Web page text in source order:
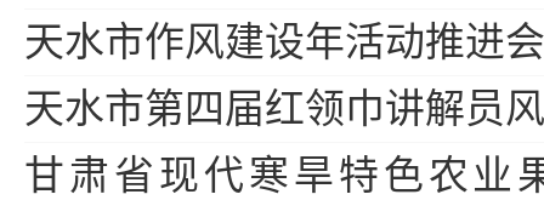
天水市作风建设年活动推进
天水市第四届红领巾讲解员
甘肃省现代寒旱特色农业